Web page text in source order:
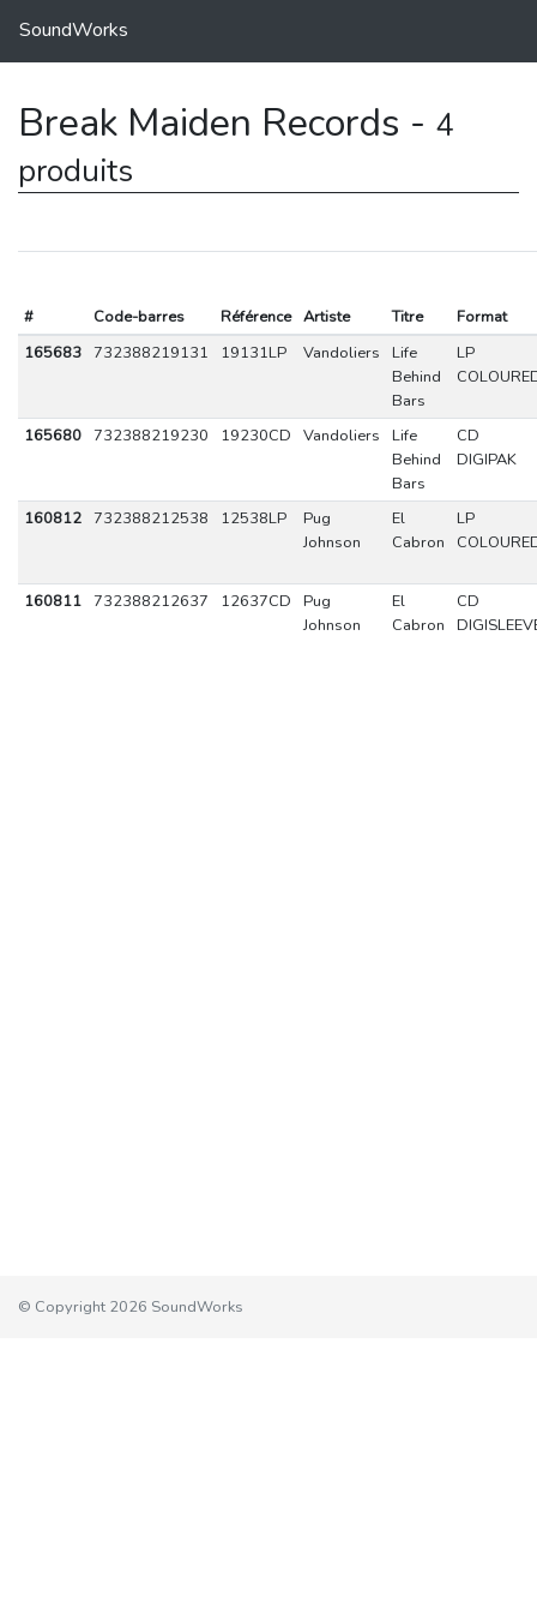
SoundWorks
Break Maiden Records - 4
produits
# Code-barres Référence Artiste Titre
Format
165683
732388219131 19131LP Vandoliers
Life
Behind
Bars
LP
165680 732388219230 19230CD Vandoliers
Life
Behind
Bars
CD
DIGIPAK
160812 732388212538 12538LP
Pug
Johnson
El
Cabron
LP
160811 732388212637 12637CD
Pug
Johnson
El
Cabron
CD
© Copyright 2026 SoundWorks